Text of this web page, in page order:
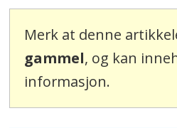
Merk at denne
gammel, og kan
informasjon.